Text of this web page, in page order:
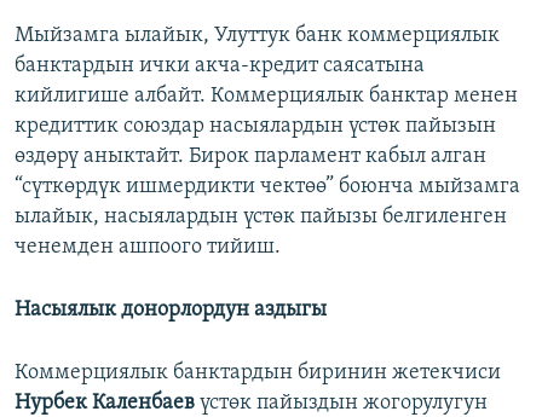
Мыйзамга ылайык, Улуттук банк коммерциялык
банктардын ички акча-кредит саясатына
кийлигише албайт. Коммерциялык банктар менен
кредиттик союздар насыялардын үстөк пайызын
өздөрү аныктайт. Бирок парламент кабыл алган
“сүткөрдүк ишмердикти чектөө” боюнча мыйзамга
ылайык, насыялардын үстөк пайызы белгиленген
ченемден ашпоого тийиш.
Насыялык донорлордун аздыгы
Коммерциялык банктардын биринин жетекчиси
Нурбек Каленбаев үстөк пайыздын жогорулугун